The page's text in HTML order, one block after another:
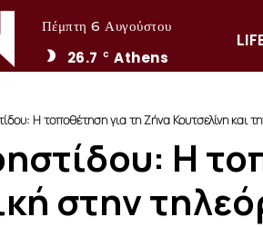
Πέμπτη 6 Αυγούστου
26.7 C Athens
Η τοποθέτηση για τη Ζήνα Κουτσελίνη και
Η
στην